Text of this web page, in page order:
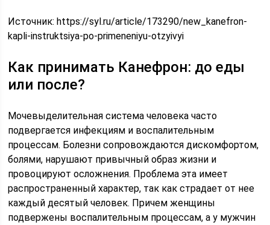
Источник:https://syl.ru/article/173290/new_kanefron-
kapli-instruktsiya-po-primeneniyu-otzyivyi
Как принимать Канефрон: до еды
или после?
Мочевыделительная система человека часто
подвергается инфекциям и воспалительным
процессам. Болезни сопровождаются дискомфортом,
болями, нарушают привычный образ жизни и
провоцируют осложнения. Проблема эта имеет
распространенный характер, так как страдает от нее
каждый десятый человек. Причем женщины
подвержены воспалительным процессам, а у мужчин